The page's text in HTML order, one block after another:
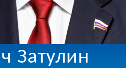
Затулин